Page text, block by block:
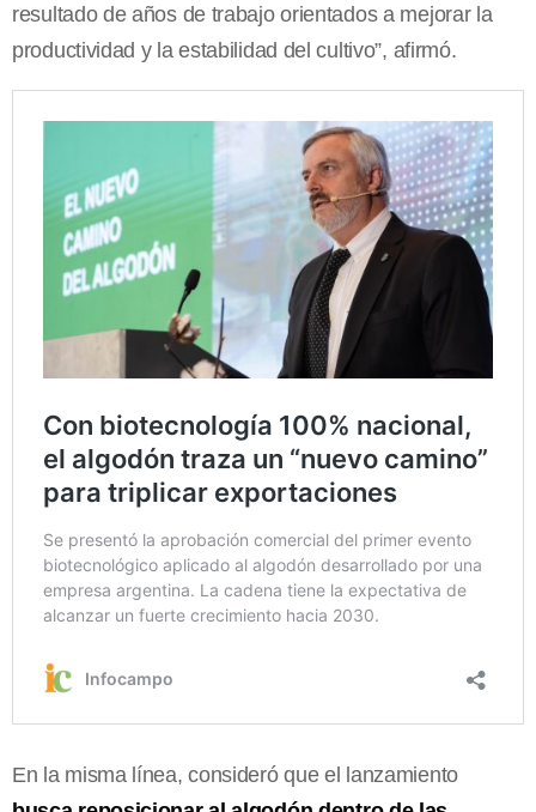
resultado de años de trabajo orientados a mejorar la
productividad y la estabilidad del cultivo”, afirmó.
En la misma línea, consideró que el lanzamiento